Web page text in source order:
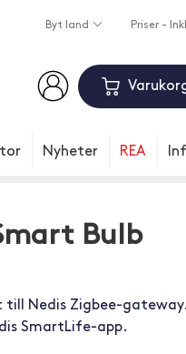
Byt land Priser -
Nyheter REA
Bulb
till Nedis Zigbee-gateway.
SmartLife-app.